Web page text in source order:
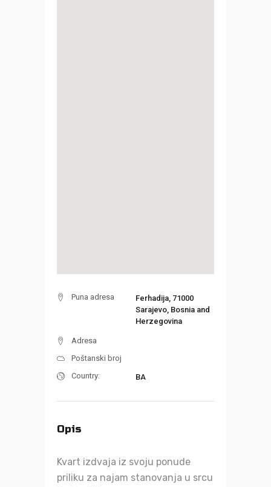
Puna adresa
Ferhadija, 71000
Sarajevo, Bosnia and
Herzegovina
Adresa
Poštanski broj
Country:
BA
Opis
Kvart izdvaja iz svoju ponude
priliku za najam stanovanja u srcu